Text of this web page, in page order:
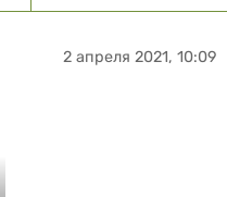
2 апреля 2021, 10:09